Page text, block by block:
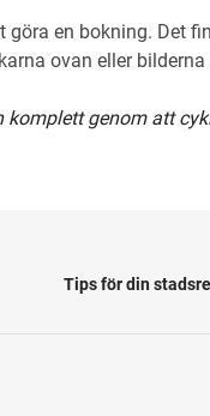
göra en bokning. Det
ovan eller
komplett genom att
Tips för din